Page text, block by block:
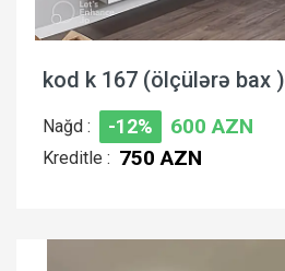
kod k 167 (ölçülərə bax )
Nağd : -12% 600 AZN
Kreditle : 750 AZN